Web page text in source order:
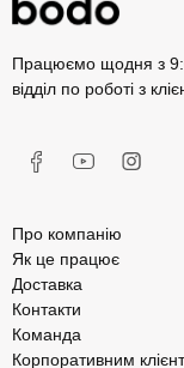
Працюємо щодня з
відділ по роботі з
Про компанію
Як це працює
Доставка
Контакти
Команда
Корпоративним